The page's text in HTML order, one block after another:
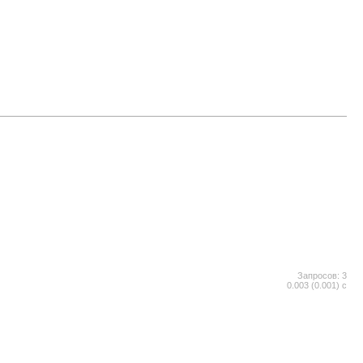
Запросов: 3
0.003 (0.001) с